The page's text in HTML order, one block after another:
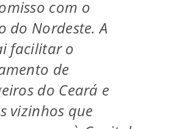
com o
do Nordeste. A
facilitar o
de
do Ceará e
vizinhos que